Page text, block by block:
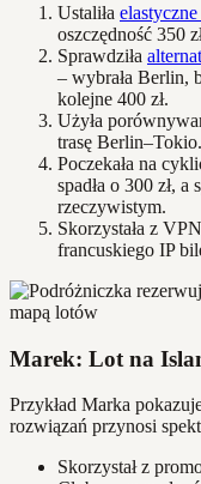
Ustaliła
oszczędność 350
Sprawdziła
– wybrała Berlin,
kolejne 400 zł.
Użyła
trasę Berlin–Tokio.
Poczekała na
spadła o 300 zł,
rzeczywistym.
Skorzystała z
francuskiego IP
Marek: Lot na
Przykład Marka
rozwiązań przynosi
Skorzystał z